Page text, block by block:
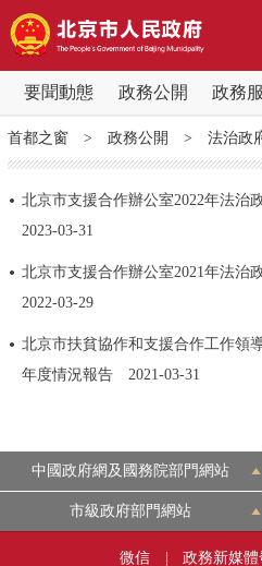
要聞動態 政務公開 政務
要聞動態
黨中央精神 國務院
北京要聞 會議資
各區熱點
市領導
政策兌現 政策解
決策公開 專題公
首都之窗> 政務公開 > 法治政
北京市支援合作辦公室2022年法治
2023-03-31
北京市支援合作辦公室2021年法治
2022-03-29
北京市扶貧協作和支援合作工作領
年度情況報告
2021-03-31
中國政府網及國務院部門網站
市級政府部門網站
微信 政務新媒體